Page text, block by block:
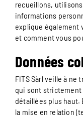
recueillons,
informations
explique également
et comment vous
Données
FITS Sàrl veille à ne
qui sont strictement
détaillées plus haut.
la mise en relation